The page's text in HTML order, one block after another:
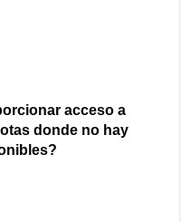
acceso a
donde no hay